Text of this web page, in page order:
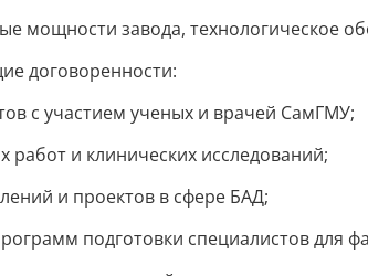
мощности завода, технологическое
договоренности:
с участием ученых и врачей СамГМУ;
работ и клинических исследований;
и проектов в сфере БАД;
подготовки специалистов для